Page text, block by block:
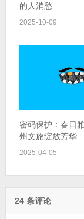
的人消愁
2025-10-09
密码保护：春日
州文旅绽放芳华
2025-04-05
24 条评论